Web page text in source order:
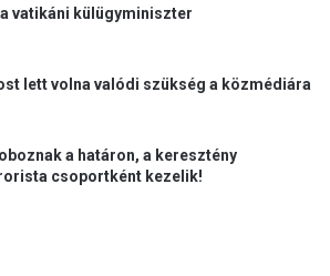
vatikáni külügyminiszter
lett volna valódi szükség a közmédiára
a határon, a keresztény
csoportként kezelik!